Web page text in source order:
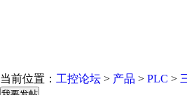
当前位置： 工控论坛 > 产品 > PLC >